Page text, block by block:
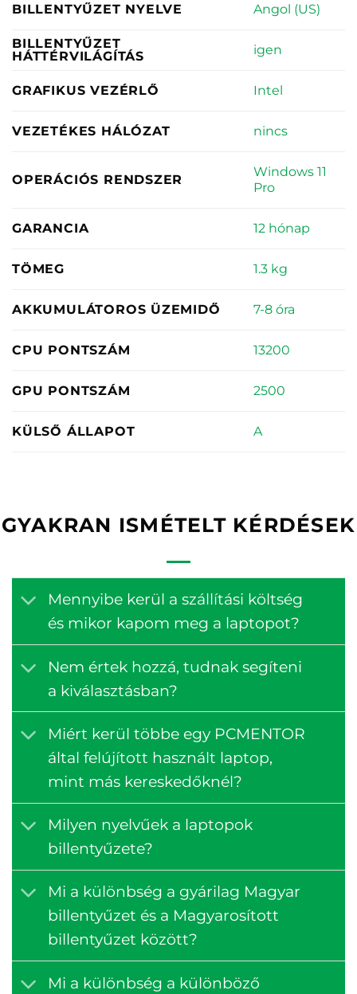
BILLENTYŰZET NYELVE Angol (US)
BILLENTYŰZET
HÁTTÉRVILÁGÍTÁS
igen
GRAFIKUS VEZÉRLŐ Intel
VEZETÉKES HÁLÓZAT nincs
OPERÁCIÓS RENDSZER
Windows 11
Pro
GARANCIA 12 hónap
TÖMEG 1.3 kg
AKKUMULÁTOROS ÜZEMIDŐ 7-8 óra
CPU PONTSZÁM 13200
GPU PONTSZÁM 2500
KÜLSŐ ÁLLAPOT A
GYAKRAN ISMÉTELT KÉRDÉSEK
Mennyibe kerül a szállítási költség
és mikor kapom meg a laptopot?
Nem értek hozzá, tudnak segíteni
a kiválasztásban?
Miért kerül többe egy PCMENTOR
által felújított használt laptop,
mint más kereskedőknél?
Milyen nyelvűek a laptopok
billentyűzete?
Mi a különbség a gyárilag Magyar
billentyűzet és a Magyarosított
billentyűzet között?
Mi a különbség a különböző